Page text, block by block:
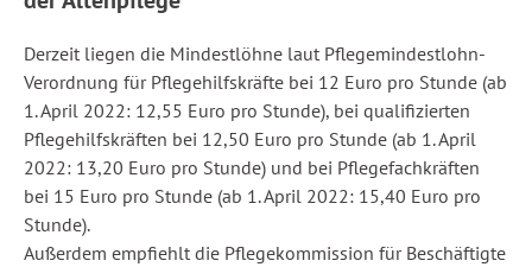
Derzeit liegen die Mindestlöhne laut Pflegemindestlohn-
Verordnung für Pflegehilfskräfte bei 12 Euro pro Stunde (ab
1. April 2022: 12,55 Euro pro Stunde), bei qualifizierten
Pflegehilfskräften bei 12,50 Euro pro Stunde (ab 1. April
2022: 13,20 Euro pro Stunde) und bei Pflegefachkräften
bei 15 Euro pro Stunde (ab 1. April 2022: 15,40 Euro pro
Stunde).
Außerdem empfiehlt die Pflegekommission für Beschäftigte